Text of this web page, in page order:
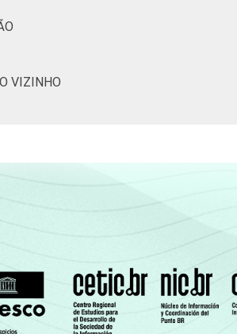
(Cetic.br), Pesquisa sobre o uso das
COVID-19 - Metodologia adaptada).
VIZINHO